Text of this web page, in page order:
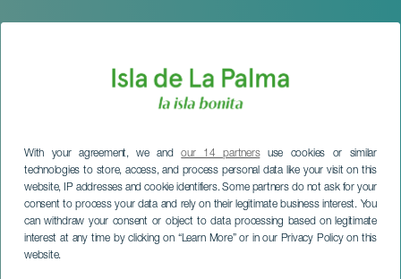
With your agreement, we andour 14 partnersuse cookies or similar
technologies to store, access, and process personal data like your visit on this
website, IP addresses and cookie identifiers. Some partners do not ask for your
consent to process your data and rely on their legitimate business interest. You
can withdraw your consent or object to data processing based on legitimate
interest at any time by clicking on “Learn More” or in our Privacy Policy on this
website.